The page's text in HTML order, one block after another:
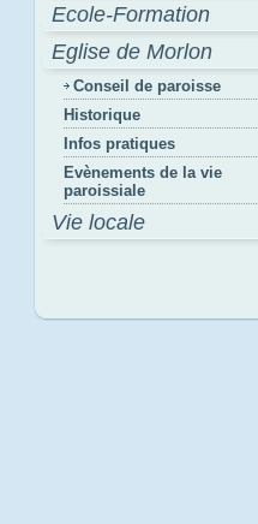
Ecole-Formation
Eglise de Morlon
Conseil de paroisse
Historique
Infos pratiques
Evènements de la vie
paroissiale
Vie locale